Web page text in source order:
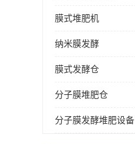
膜式堆肥机
纳米膜发酵
膜式发酵仓
分子膜堆肥仓
分子膜发酵堆肥设备